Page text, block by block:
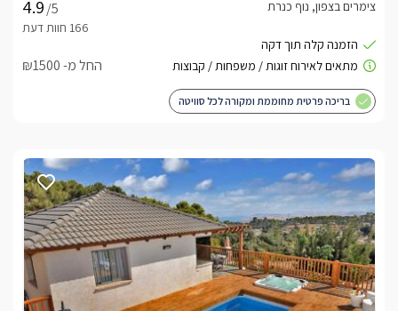
/5 צימרים בצפון, נוף כנרת
החל מ- ₪1500
בריכה פרטית מחוממת ומקורה לכל סוויטה